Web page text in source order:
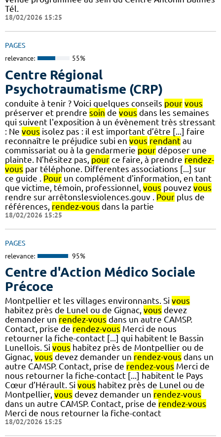
Tél.
18/02/2026 15:25
PAGES
relevance: 55%
Centre Régional
Psychotraumatisme (CRP)
conduite à tenir ? Voici quelques conseils pour vous
préserver et prendre soin de vous dans les semaines
qui suivent l'exposition à un évènement très stressant
: Ne vous isolez pas : il est important d’être [...] faire
reconnaître le préjudice subi en vous rendant au
commissariat ou à la gendarmerie pour déposer une
plainte. N’hésitez pas, pour ce faire, à prendre rendez-
vous par téléphone. Differentes associations [...] sur
ce guide . Pour un complément d'information, en tant
que victime, témoin, professionnel, vous pouvez vous
rendre sur arrêtonslesviolences.gouv . Pour plus de
références, rendez-vous dans la partie
18/02/2026 15:25
PAGES
relevance: 95%
Centre d'Action Médico Sociale
Précoce
Montpellier et les villages environnants. Si vous
habitez près de Lunel ou de Gignac, vous devez
demander un rendez-vous dans un autre CAMSP.
Contact, prise de rendez-vous Merci de nous
retourner la fiche-contact [...] qui habitent le Bassin
Lunellois. Si vous habitez près de Montpellier ou de
Gignac, vous devez demander un rendez-vous dans un
autre CAMSP. Contact, prise de rendez-vous Merci de
nous retourner la fiche-contact [...] habitent le Pays
Cœur d’Hérault. Si vous habitez près de Lunel ou de
Montpellier, vous devez demander un rendez-vous
dans un autre CAMSP. Contact, prise de rendez-vous
Merci de nous retourner la fiche-contact
18/02/2026 15:25